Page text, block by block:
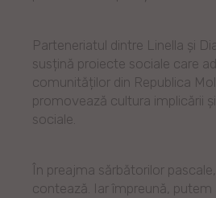
Parteneriatul dintre Linella și
susțină proiecte sociale care
comunităților din Republica
promovează cultura implicării
sociale.
În preajma sărbătorilor
contează. Iar împreună,